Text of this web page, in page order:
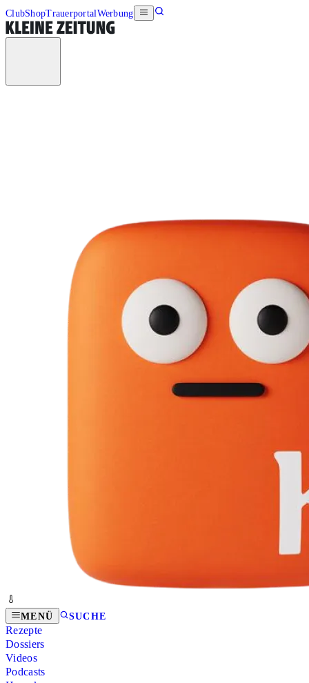
ClubShopTrauerportalWerbung
MENÜ SUCHE
Rezepte
Dossiers
Videos
Podcasts